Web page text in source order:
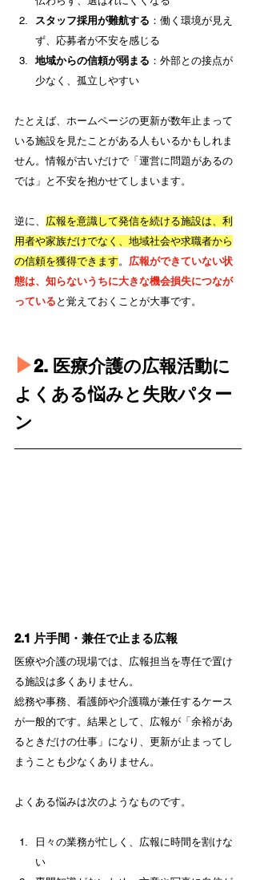
スタッフ採用が難航する ：働く環境が見え
ず、応募者が不安を感じる
地域からの信頼が弱まる ：外部との接点が
少なく、孤立しやすい
たとえば、ホームページの更新が数年止まって
いる施設を見たことがある人もいるかもしれま
せん。情報が古いだけで「運営に問題があるの
では」と不安を抱かせてしまいます。
逆に、 広報を意識して発信を続ける施設は、利
用者や家族だけでなく、地域社会や求職者から
の信頼を獲得できます 。 広報ができていない状
態は、知らないうちに大きな機会損失につなが
っている と覚えておくことが大事です。
▶︎2. 医療介護の広報活動に
よくある悩みと失敗パター
ン
2.1 片手間・兼任で止まる広報
医療や介護の現場では、広報担当を専任で置け
る施設は多くありません。
総務や事務、看護師や介護職が兼任するケース
が一般的です。結果として、広報が「余裕があ
るときだけの仕事」になり、更新が止まってし
まうことも少なくありません。
よくある悩みは次のようなものです。
日々の業務が忙しく、広報に時間を割けな
い